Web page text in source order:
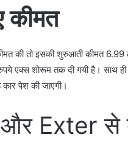
कीमत
की तो इसकी शुरुआती कीमत
शोरूम तक दी गयी है। साथ ही
पेश की जाएगी।
Exter से